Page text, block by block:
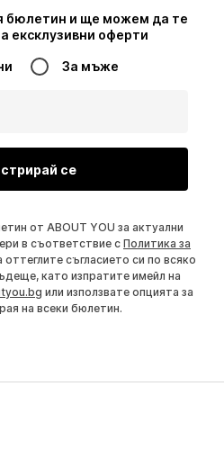
бюлетин и ще можем да те
ексклузивни оферти
За мъже
се
от ABOUT YOU за актуални
в съответствие с Политика за
съгласието си по всяко
като изпратите имейл на
или използвате опцията за
на всеки бюлетин.